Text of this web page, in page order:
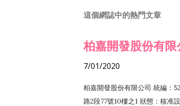
這個網誌中的熱門文章
柏嘉開發股份有限
7/01/2020
柏嘉開發股份有限公司 統編：
路2段77號10樓之1 狀態：核准